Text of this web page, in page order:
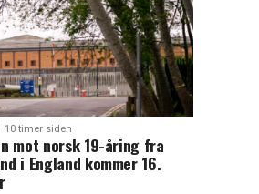
10 timer siden
mot norsk 19-åring fra
i England kommer 16.